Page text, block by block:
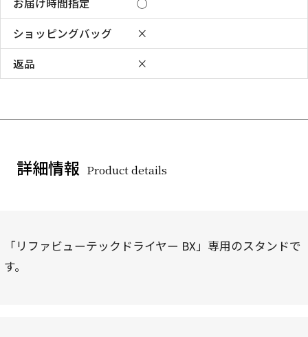
ショッピングバッグ
×
返品
×
詳細情報 Product details
「リファビューテックドライヤー BX」専用のスタンドで
す。